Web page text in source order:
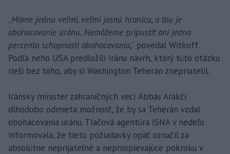
„Máme jednu veľmi, veľmi jasnú hranicu, a tou je
obohacovanie uránu. Nemôžeme pripustiť ani jedno
percento schopnosti obohacovania,“ povedal Witkoff.
Podľa neho USA predložili Iránu návrh, ktorý túto otázku
rieši bez toho, aby si Washington Teherán znepriatelil.
Iránsky minister zahraničných vecí Abbás Arákčí
dlhodobo odmieta možnosť, že by sa Teherán vzdal
obohacovania uránu. Tlačová agentúra ISNA v nedeľu
informovala, že tieto požiadavky opäť označil za
absolútne neprijateľné a neprospievajúce pokroku v